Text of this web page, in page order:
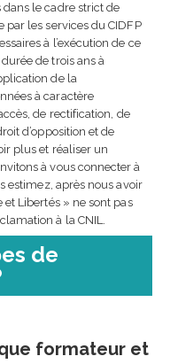
le cadre strict de
par les services du CIDFP
à l’exécution de ce
de trois ans à
de la
à caractère
de rectification, de
d’opposition et de
plus et réaliser un
à vous connecter à
estimez, après nous avoir
Libertés » ne sont pas
à la CNIL.
de
formateur et